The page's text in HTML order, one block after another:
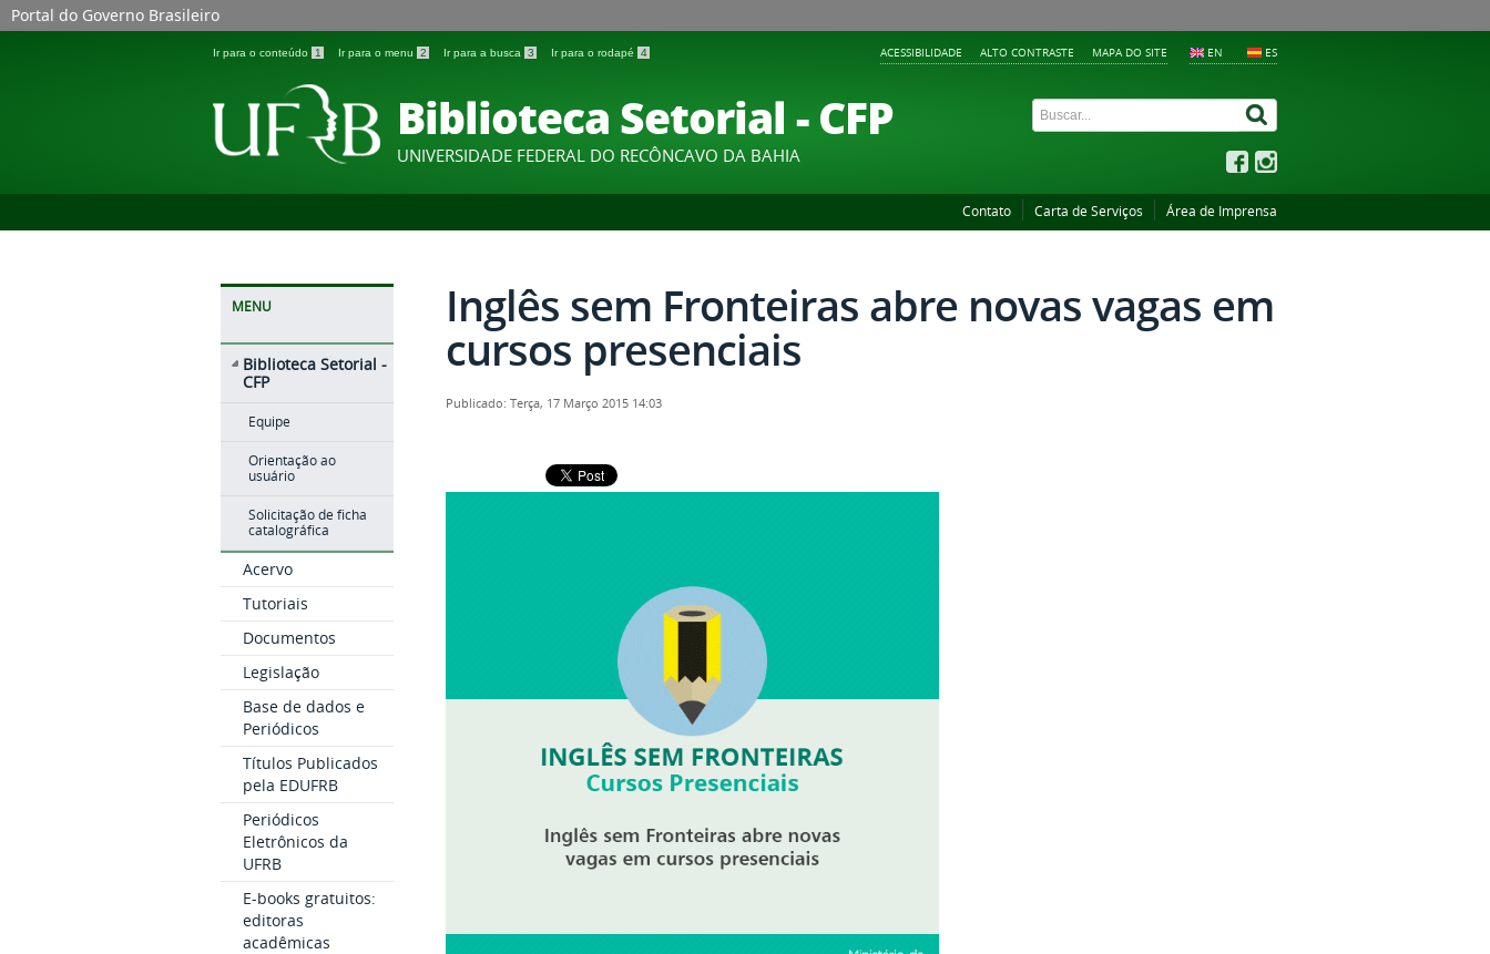
Portal do Governo Brasileiro
Ir para o conteúdo 1 Ir para o menu 2 Ir para a busca 3 Ir para o rodapé 4 EN ES
ACESSIBILIDADE ALTO CONTRASTE MAPA DO SITE
Biblioteca Setorial - CFP
UNIVERSIDADE FEDERAL DO RECÔNCAVO DA BAHIA
Contato Carta de Serviços Área de Imprensa
MENU
Biblioteca Setorial -
CFP
Equipe
Orientação ao
usuário
Solicitação de ficha
catalográfica
Acervo
Tutoriais
Documentos
Legislação
Base de dados e
Periódicos
Títulos Publicados
pela EDUFRB
Periódicos
Eletrônicos da
UFRB
E-books gratuitos:
editoras
acadêmicas
Inglês sem Fronteiras abre novas vagas em
cursos presenciais
Publicado: Terça, 17 Março 2015 14:03